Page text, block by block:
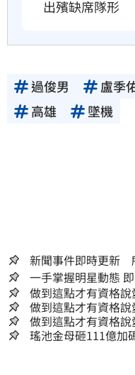
出殯缺席隊形
過俊男 盧季
高雄
墜機
新聞事件即時更新
一
做到這點才有資格說
做到這點才有資格說
做到這點才有資格說
瑤池金母砸111億